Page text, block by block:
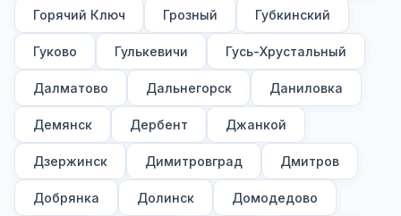
Горячий Ключ Грозный Губкинский
Гуково Гулькевичи Гусь-Хрустальный
Далматово Дальнегорск Даниловка
Демянск Дербент Джанкой
Дзержинск Димитровград Дмитров
Добрянка Долинск Домодедово